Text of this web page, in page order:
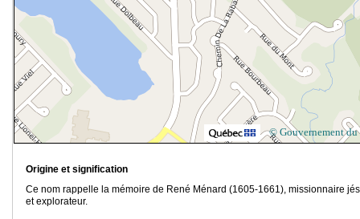
© Gouvernement du
Origine et signification
Ce nom rappelle la mémoire de René Ménard (1605-1661), missionnaire
et explorateur.